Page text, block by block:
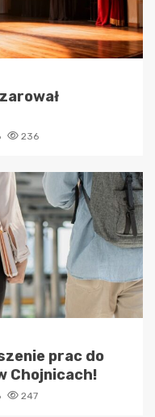
236
prac do
Chojnicach!
247